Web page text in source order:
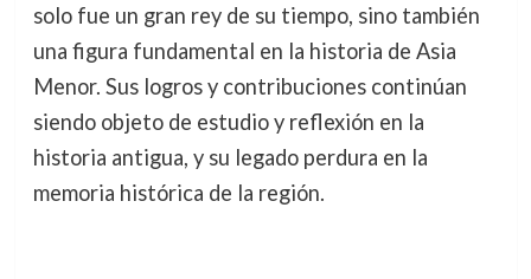
solo fue un gran rey de su tiempo, sino también
una figura fundamental en la historia de Asia
Menor. Sus logros y contribuciones continúan
siendo objeto de estudio y reflexión en la
historia antigua, y su legado perdura en la
memoria histórica de la región.